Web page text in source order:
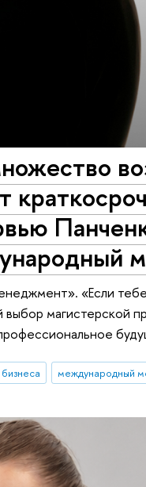
«Если
выбор магистерской
международный